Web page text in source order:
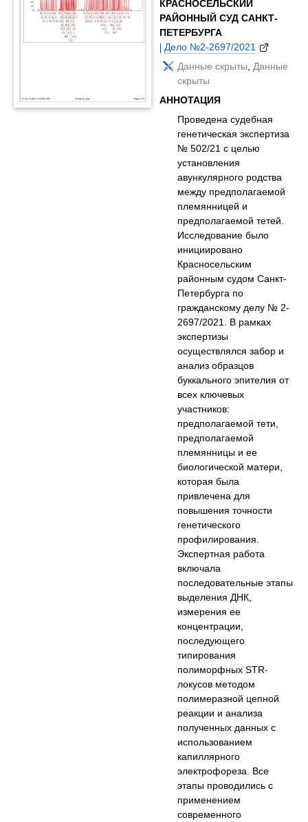
КРАСНОСЕЛЬСКИЙ
РАЙОННЫЙ СУД САНКТ-
ПЕТЕРБУРГА
|Дело №2-2697/2021
Данные скрыты,Данные
скрыты
АННОТАЦИЯ
Проведена судебная
генетическая экспертиза
№ 502/21 с целью
установления
авункулярного родства
между предполагаемой
племянницей и
предполагаемой тетей.
Исследование было
инициировано
Красносельским
районным судом Санкт-
Петербурга по
гражданскому делу № 2-
2697/2021. В рамках
экспертизы
осуществлялся забор и
анализ образцов
буккального эпителия от
всех ключевых
участников:
предполагаемой тети,
предполагаемой
племянницы и ее
биологической матери,
которая была
привлечена для
повышения точности
генетического
профилирования.
Экспертная работа
включала
последовательные этапы
выделения ДНК,
измерения ее
концентрации,
последующего
типирования
полиморфных STR-
локусов методом
полимеразной цепной
реакции и анализа
полученных данных с
использованием
капиллярного
электрофореза. Все
этапы проводились с
применением
современного